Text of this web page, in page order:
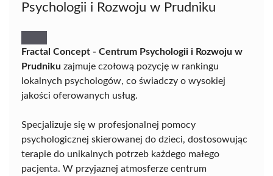
Psychologii i Rozwoju w Prudniku
Fractal Concept - Centrum Psychologii i Rozwoju w
Prudniku zajmuje czołową pozycję w rankingu
lokalnych psychologów, co świadczy o wysokiej
jakości oferowanych usług.
Specjalizuje się w profesjonalnej pomocy
psychologicznej skierowanej do dzieci, dostosowując
terapie do unikalnych potrzeb każdego małego
pacjenta. W przyjaznej atmosferze centrum